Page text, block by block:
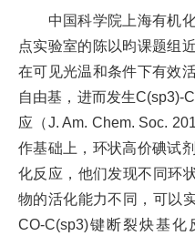
中国科学院上海有机化
点实验室的陈以昀课题组
在可见光温和条件下有效
自由基，进而发生C(sp3)-
应（J. Am. Chem. Soc.
作基础上，环状高价碘试
化反应，他们发现不同环
物的活化能力不同，可以
CO-C(sp3)键断裂炔基化